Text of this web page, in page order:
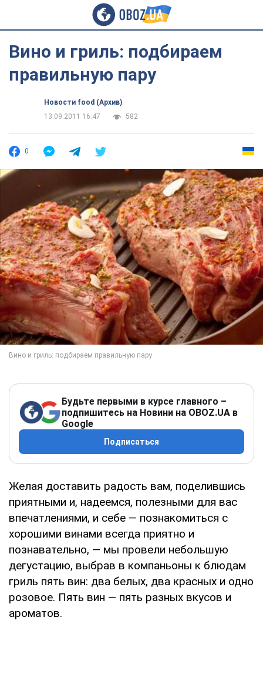
Вино и гриль: подбираем
правильную пару
Новости food (Архив)
13.09.2011 16:47
582
0
Будьте первыми в курсе главного –
подпишитесь на Новини на OBOZ.UA в
Google
Подписаться
Желая доставить радость вам, поделившись
приятными и, надеемся, полезными для вас
впечатлениями, и себе — познакомиться с
хорошими винами всегда приятно и
познавательно, — мы провели небольшую
дегустацию, выбрав в компаньоны к блюдам
гриль пять вин: два белых, два красных и одно
розовое. Пять вин — пять разных вкусов и
ароматов.